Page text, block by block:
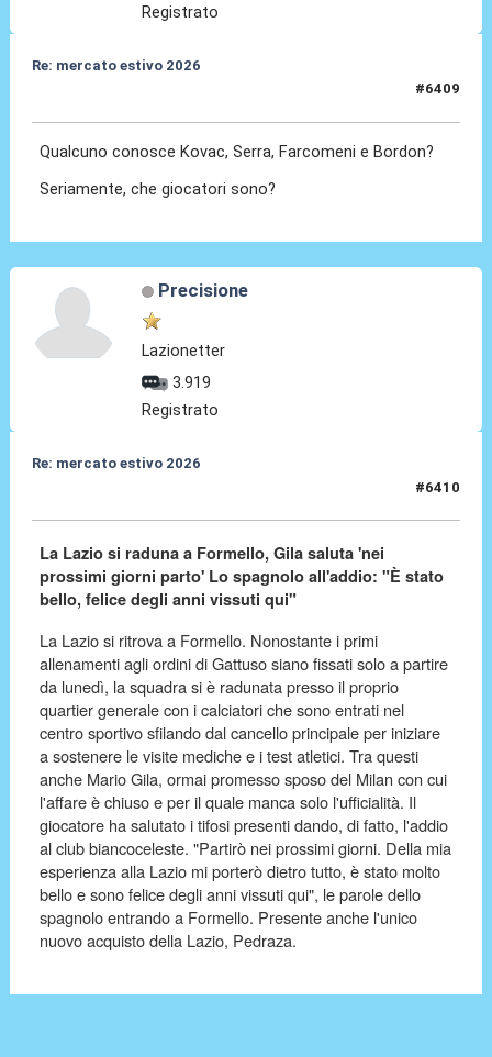
Registrato
Re: mercato estivo 2026
#6409
Qualcuno conosce Kovac, Serra, Farcomeni e Bordon?
Seriamente, che giocatori sono?
Precisione
Lazionetter
3.919
Registrato
Re: mercato estivo 2026
#6410
La Lazio si raduna a Formello, Gila saluta 'nei
prossimi giorni parto' Lo spagnolo all'addio: "È stato
bello, felice degli anni vissuti qui"
La Lazio si ritrova a Formello. Nonostante i primi
allenamenti agli ordini di Gattuso siano fissati solo a partire
da lunedì, la squadra si è radunata presso il proprio
quartier generale con i calciatori che sono entrati nel
centro sportivo sfilando dal cancello principale per iniziare
a sostenere le visite mediche e i test atletici. Tra questi
anche Mario Gila, ormai promesso sposo del Milan con cui
l'affare è chiuso e per il quale manca solo l'ufficialità. Il
giocatore ha salutato i tifosi presenti dando, di fatto, l'addio
al club biancoceleste. "Partirò nei prossimi giorni. Della mia
esperienza alla Lazio mi porterò dietro tutto, è stato molto
bello e sono felice degli anni vissuti qui", le parole dello
spagnolo entrando a Formello. Presente anche l'unico
nuovo acquisto della Lazio, Pedraza.